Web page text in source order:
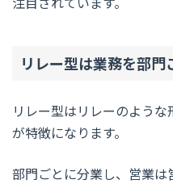
リレー型は業務を部門
リレー型はリレーのよう
が特徴になります。
部門ごとに分業し、営業